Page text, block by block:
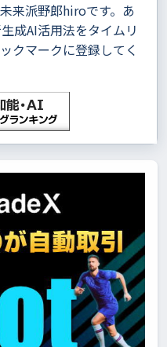
来派野郎hiroです。あ
成AI活用法をタイムリ
クマークに登録してく